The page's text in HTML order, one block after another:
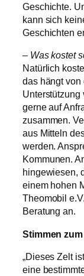
Geschichte.
kann sich
Geschichten
– Was kostet
Natürlich
das hängt von
Unterstützung
gerne auf
zusammen.
aus Mitteln
werden.
Kommunen.
hingewiesen,
einem hohen
Theomobil
Beratung an.
Stimmen
„Dieses Zelt
eine